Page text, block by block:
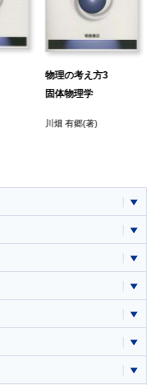
物理の考え方3
固体物理学
川畑 有郷(著)